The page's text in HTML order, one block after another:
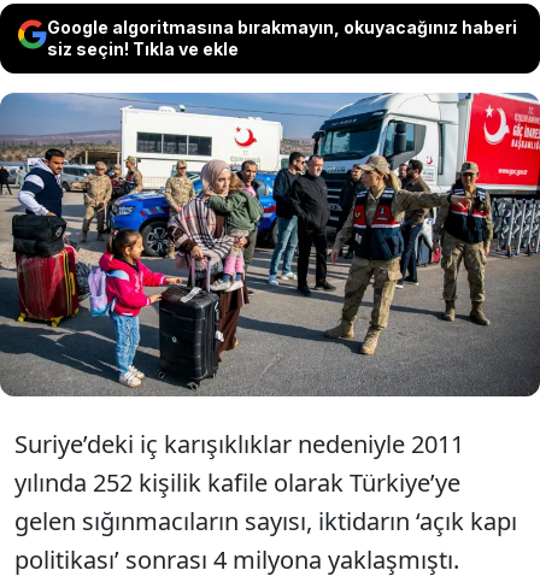
Google algoritmasına bırakmayın, okuyacağınız haberi
siz seçin! Tıkla ve ekle
Dönecekleri söylenen sığınmacılar kalıcı
oluyor. Büyükelçi, “Ekonomiye çok
katkıları var, onları nasıl
değerlendirebiliriz, artık bunu
konuşacağız” dedi.
Suriye’deki iç karışıklıklar nedeniyle 2011
yılında 252 kişilik kafile olarak Türkiye’ye
gelen sığınmacıların sayısı, iktidarın ‘açık kapı
politikası’ sonrası 4 milyona yaklaşmıştı.